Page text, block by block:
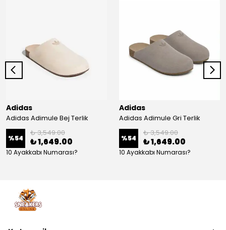
Adidas
Adidas Adimule Bej Terlik
%54
₺ 3,549.00
₺ 1,649.00
10 Ayakkabı Numarası?
Adidas
Adidas Adimule Gri Terlik
%54
₺ 3,549.00
₺ 1,649.00
10 Ayakkabı Numarası?